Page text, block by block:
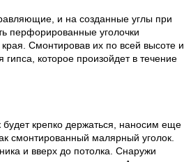
и на созданные углы при
перфорированные уголочки
Смонтировав их по всей высоте и
которое произойдет в течение
будет крепко держаться, наносим еще
смонтированный малярный уголок.
и вверх до потолка. Снаружи